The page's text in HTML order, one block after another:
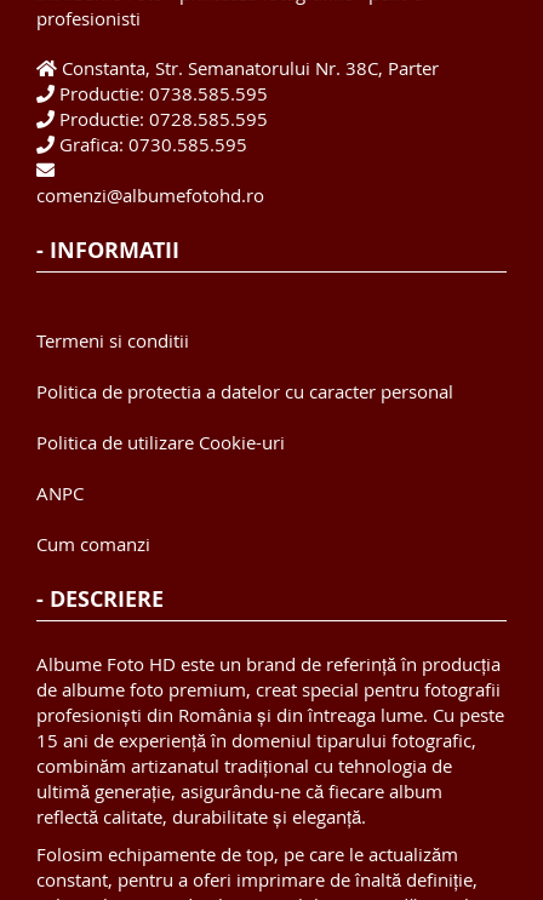
Constanta, Str. Semanatorului Nr. 38C, Parter
Productie: 0738.585.595
Productie: 0728.585.595
Grafica: 0730.585.595
comenzi@albumefotohd.ro
- INFORMATII
Termeni si conditii
Politica de protectia a datelor cu caracter personal
Politica de utilizare Cookie-uri
ANPC
Cum comanzi
- DESCRIERE
Albume Foto HD este un brand de referință în producția
de albume foto premium, creat special pentru fotografii
profesioniști din România și din întreaga lume. Cu peste
15 ani de experiență în domeniul tiparului fotografic,
combinăm artizanatul tradițional cu tehnologia de
ultimă generație, asigurându-ne că fiecare album
reflectă calitate, durabilitate și eleganță.
Folosim echipamente de top, pe care le actualizăm
constant, pentru a oferi imprimare de înaltă definiție,